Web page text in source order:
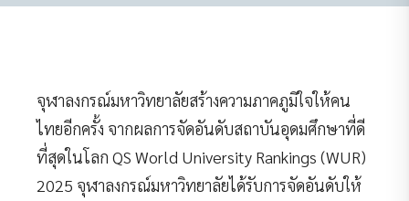
จุฬาลงกรณ์มหาวิทยาลัยสร้างความภาคภูมิใจให้คน
ไทยอีกครั้ง จากผลการจัดอันดับสถาบันอุดมศึกษาที่ดี
ที่สุดในโลก QS World University Rankings (WUR)
2025 จุฬาลงกรณ์มหาวิทยาลัยได้รับการจัดอันดับให้